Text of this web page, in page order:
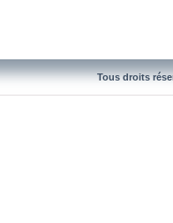
Tous droits